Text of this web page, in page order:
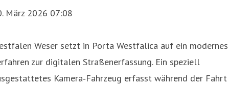
März 2026 07:08
Weser setzt in Porta Westfalica auf ein modernes
zur digitalen Straßenerfassung. Ein speziell
Kamera‑Fahrzeug erfasst während der Fahrt